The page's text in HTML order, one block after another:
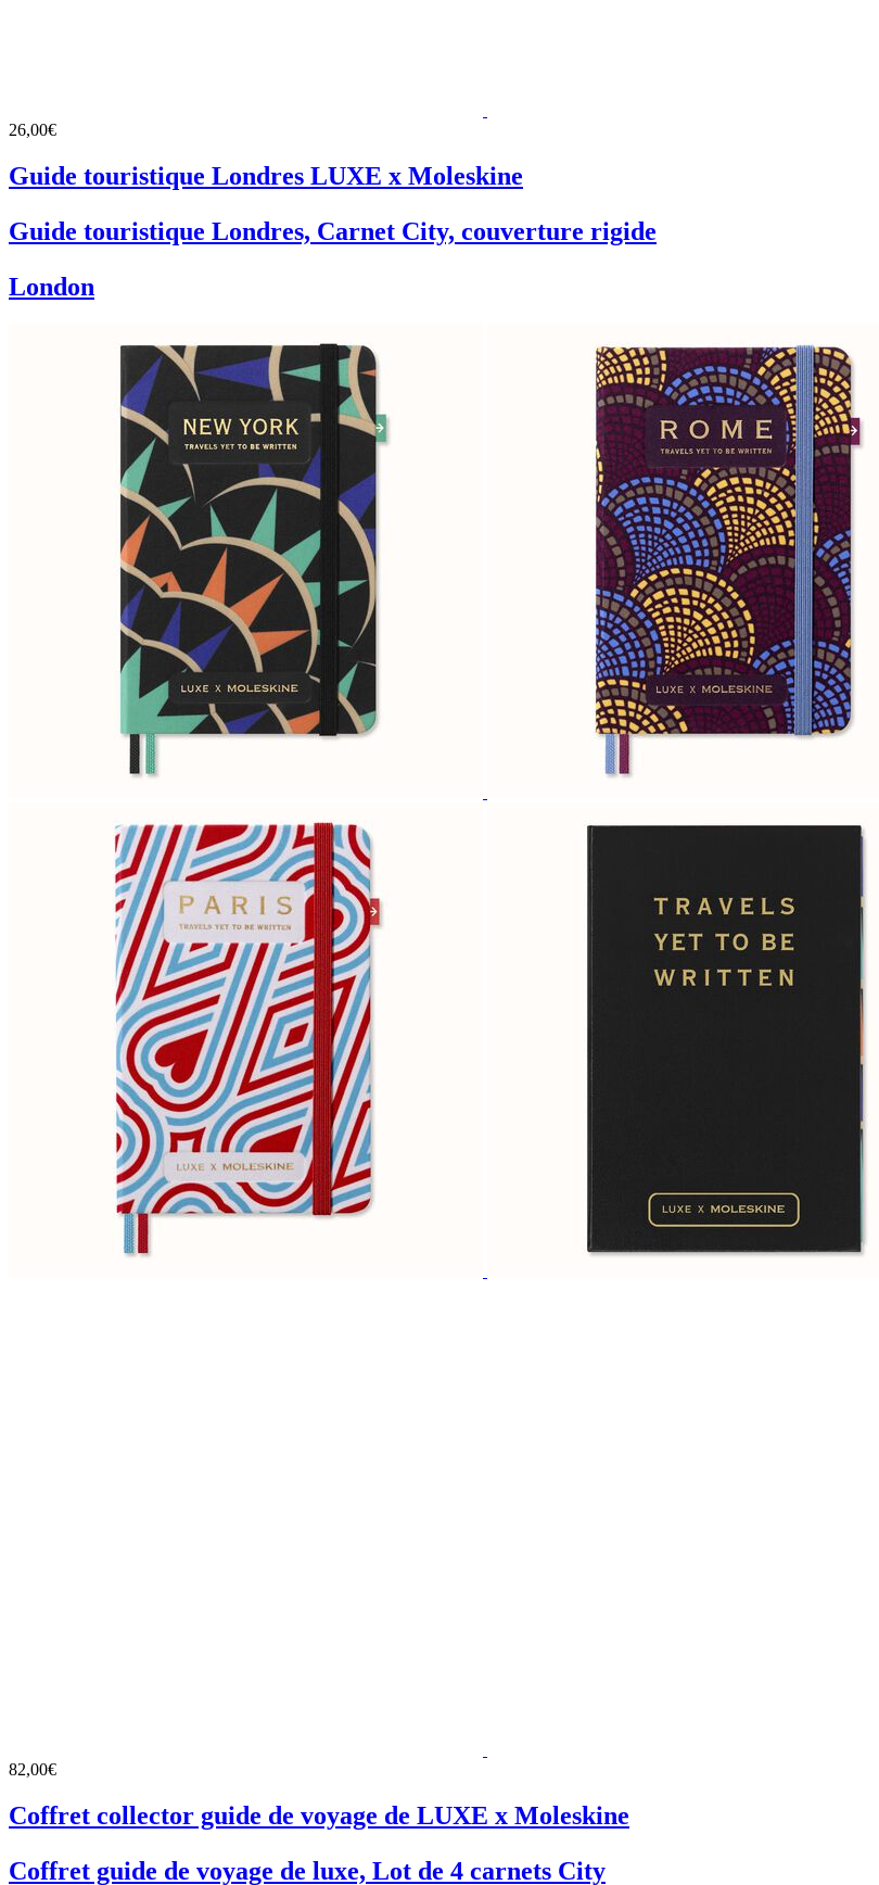
26,00€
Guide touristique Londres LUXE x Moleskine
Guide touristique Londres, Carnet City, couverture rigide
London
82,00€
Coffret collector guide de voyage de LUXE x Moleskine
Coffret guide de voyage de luxe, Lot de 4 carnets City